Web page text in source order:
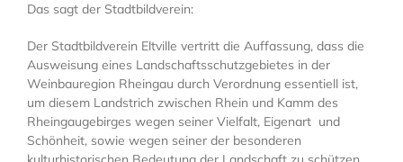
Das sagt der Stadtbildverein:
Der Stadtbildverein Eltville vertritt die Auffassung, dass die
Ausweisung eines Landschaftsschutzgebietes in der
Weinbauregion Rheingau durch Verordnung essentiell ist,
um diesem Landstrich zwischen Rhein und Kamm des
Rheingaugebirges wegen seiner Vielfalt, Eigenart und
Schönheit, sowie wegen seiner der besonderen